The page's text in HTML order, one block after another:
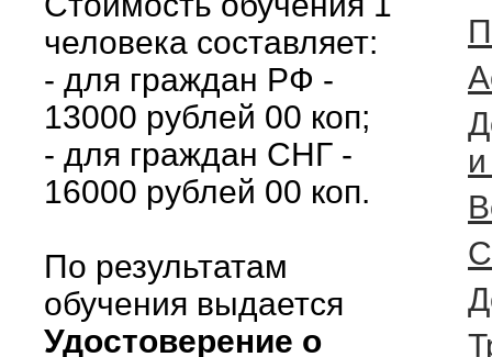
человека составляет:
- для граждан РФ -
13000 рублей 00 коп;
- для граждан СНГ -
16000 рублей 00 коп.
По результатам
обучения выдается
Удостоверение о